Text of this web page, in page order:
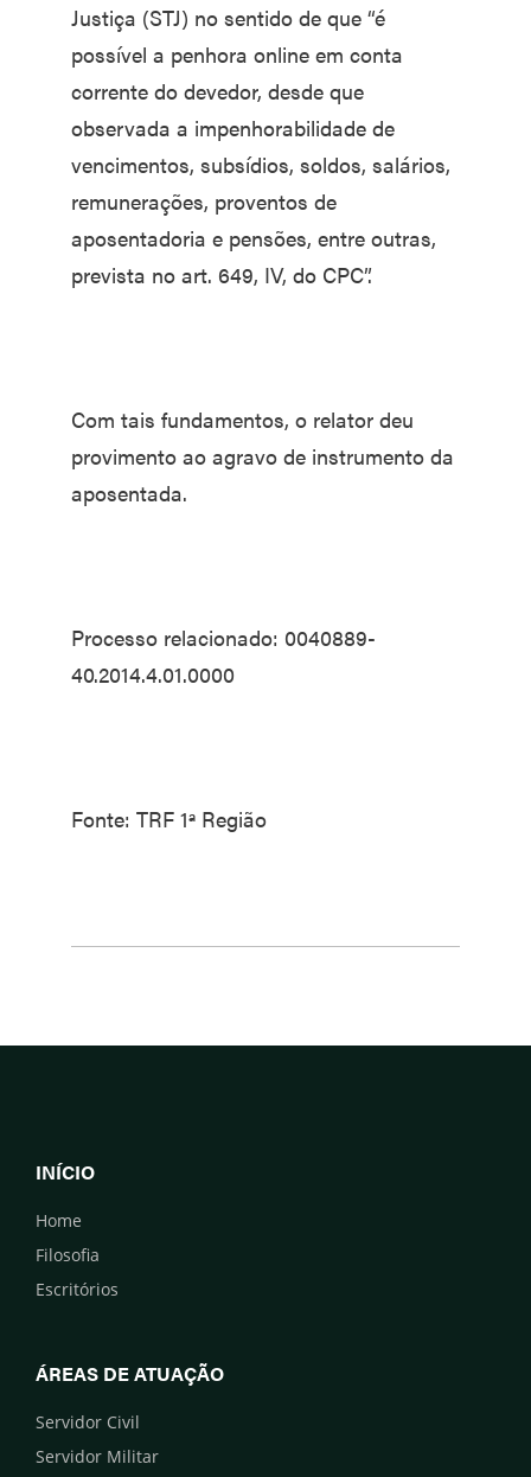
Justiça (STJ) no sentido de que “é
possível a penhora online em conta
corrente do devedor, desde que
observada a impenhorabilidade de
vencimentos, subsídios, soldos, salários,
remunerações, proventos de
aposentadoria e pensões, entre outras,
prevista no art. 649, IV, do CPC”.
Com tais fundamentos, o relator deu
provimento ao agravo de instrumento da
aposentada.
Processo relacionado: 0040889-
40.2014.4.01.0000
Fonte: TRF 1ª Região
INÍCIO
Home
Filosofia
Escritórios
ÁREAS DE ATUAÇÃO
Servidor Civil
Servidor Militar